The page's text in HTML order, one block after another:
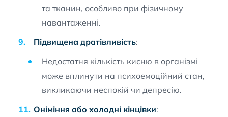
та тканин, особливо при фізичному
навантаженні.
Підвищена дратівливість:
Недостатня кількість кисню в організмі
може вплинути на психоемоційний стан,
викликаючи неспокій чи депресію.
Оніміння або холодні кінцівки: